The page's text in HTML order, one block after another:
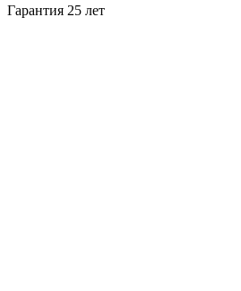
Гарантия 25 лет